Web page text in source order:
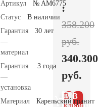
Артикул
№ AM6775
Статус
В наличии
Гарантия
—
материал
30 лет
Гарантия
—
установка
3 года
Материал
Карельский гранит
:
358.200
руб.
340.300
руб.
В
В 1